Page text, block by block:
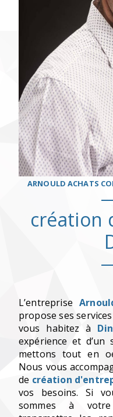
ARNOULD ACHATS
création
L’entreprise
propose ses
vous habitez à
expérience et d’un
mettons tout en
Nous vous
de création
vos besoins. Si
sommes à